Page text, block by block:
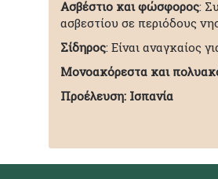
Ασβέστιο και φώσφορος:
ασβεστίου σε περιόδους
Σίδηρος: Είναι αναγκαίος
Μονοακόρεστα και
Προέλευση: Ισπανία